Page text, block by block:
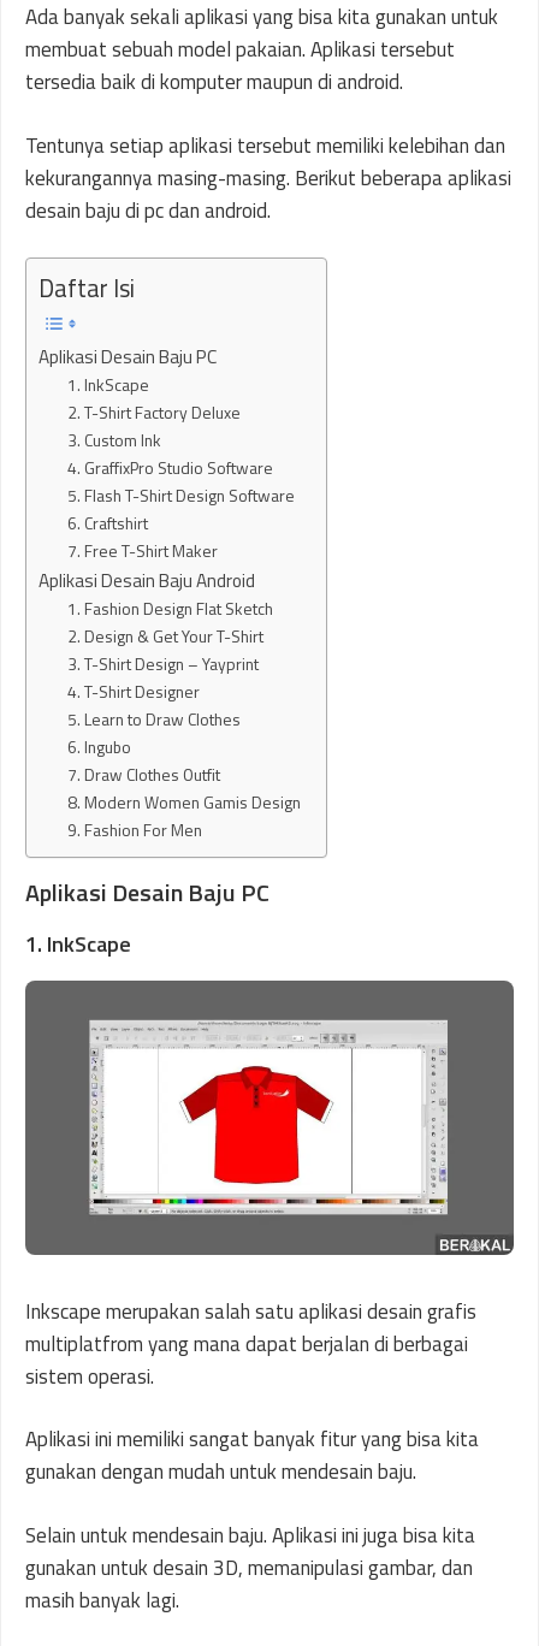
Ada banyak sekali aplikasi yang bisa kita gunakan untuk
membuat sebuah model pakaian. Aplikasi tersebut
tersedia baik di komputer maupun di android.
Tentunya setiap aplikasi tersebut memiliki kelebihan dan
kekurangannya masing-masing. Berikut beberapa aplikasi
desain baju di pc dan android.
Daftar Isi
Aplikasi Desain Baju PC
1. InkScape
2. T-Shirt Factory Deluxe
3. Custom Ink
4. GraffixPro Studio Software
5. Flash T-Shirt Design Software
6. Craftshirt
7. Free T-Shirt Maker
Aplikasi Desain Baju Android
1. Fashion Design Flat Sketch
2. Design & Get Your T-Shirt
3. T-Shirt Design – Yayprint
4. T-Shirt Designer
5. Learn to Draw Clothes
6. Ingubo
7. Draw Clothes Outfit
8. Modern Women Gamis Design
9. Fashion For Men
Aplikasi Desain Baju PC
1. InkScape
Inkscape merupakan salah satu aplikasi desain grafis
multiplatfrom yang mana dapat berjalan di berbagai
sistem operasi.
Aplikasi ini memiliki sangat banyak fitur yang bisa kita
gunakan dengan mudah untuk mendesain baju.
Selain untuk mendesain baju. Aplikasi ini juga bisa kita
gunakan untuk desain 3D, memanipulasi gambar, dan
masih banyak lagi.